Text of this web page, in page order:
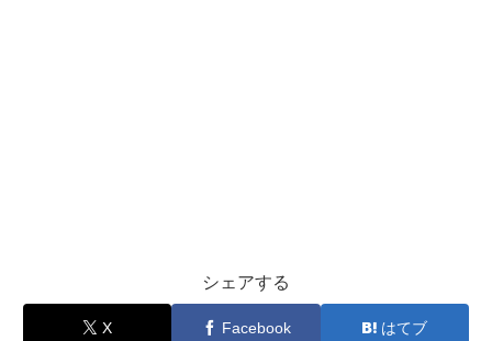
シェアする
X Facebook はてブ